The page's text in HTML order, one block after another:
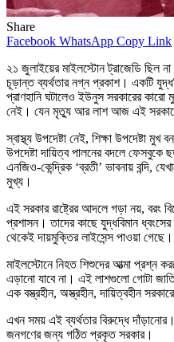
Share
Facebook WhatsApp Copy Link
২১ জুলাইয়ের মাইলস্টোন ট্রাজেডি ছিল না
চূড়ান্ত ব্যর্থতার নগ্ন প্রকাশ। একটি
প্রাণহানি ঘটালেও ইউনুস সরকারের কারো
নেই। যেন মৃত্যু আর লাশ আজ এই
স্বাস্থ্য উপদেষ্টা নেই, শিক্ষা উপদেষ্টা
উপদেষ্টা দায়িত্ব পালনের বদলে ফেসবুকে
এনজিও-কেন্দ্রিক ‘ব্রতী’ ভাবনায় বন্দি,
মুখ্য।
এই সরকার রাষ্ট্রের আদলে গড়া নয়, বরং
প্রশাসন। তাদের কাছে যুদ্ধবিমান
থেকেই দায়মুক্তির লাইসেন্স পাওয়া গেছে।
মাইলস্টোনে নিহত শিশুদের আত্মা প্রশ্ন
এড়ানো যাবে না। এই লাশগুলো গোটা
এক বস্ত্রহীন, অস্ত্রহীন, দায়িত্বহীন
এখন সময় এই ব্যর্থতার বিরুদ্ধে
জনগণের জন্য গঠিত প্রকৃত সরকার।